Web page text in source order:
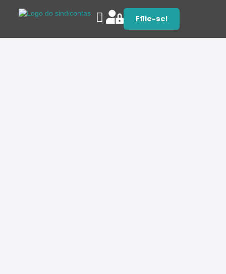
Filie-se!